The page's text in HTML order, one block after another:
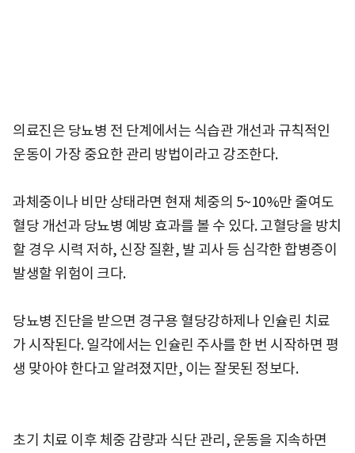
의료진은 당뇨병 전 단계에서는 식습관 개선과 규칙적인
운동이 가장 중요한 관리 방법이라고 강조한다.
과체중이나 비만 상태라면 현재 체중의 5~10%만 줄여도
혈당 개선과 당뇨병 예방 효과를 볼 수 있다. 고혈당을 방치
할 경우 시력 저하, 신장 질환, 발 괴사 등 심각한 합병증이
발생할 위험이 크다.
당뇨병 진단을 받으면 경구용 혈당강하제나 인슐린 치료
가 시작된다. 일각에서는 인슐린 주사를 한 번 시작하면 평
생 맞아야 한다고 알려졌지만, 이는 잘못된 정보다.
초기 치료 이후 체중 감량과 식단 관리, 운동을 지속하면